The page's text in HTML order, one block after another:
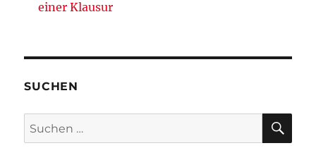
des
einer Klausur
SUCHEN
Suchen
nach: